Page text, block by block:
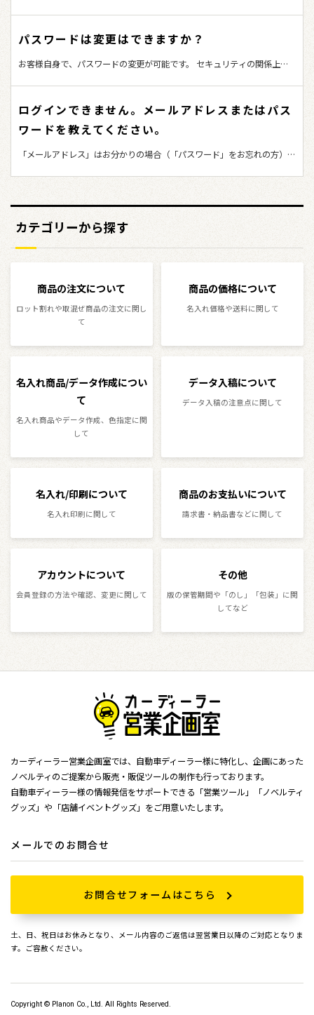
い。 考えられる原因②：迷惑メールと判断されている 迷惑メールフィル
をご確認ください。 迷惑メールに分類されている場合には
「@planon.co.jp」ドメインからのメールが受信できるように設定をお願
パスワードは変更はできますか？
お客様自身で、パスワードの変更が可能です。 セキュリティの関係上、
願いします。
ログインできません。メールアドレスまたはパス
ワードを教えてください。
「メールアドレス」はお分かりの場合（「パスワード」をお忘れの方）
ださい。弊社でお調べいたします。 その際に、ご本人様確認が必要とな
りますので、ご登録の 姓/名/電話番号/会社名 をお調べのうえご連絡くだ
さい。 カーディーラー営業企画室 運営会社：株式会社プランオン 052-
カテゴリーから探す
商品の注文について
ロット割れや取混ぜ商品の注文に関し
て
商品の価格について
名入れ価格や送料に関して
名入れ商品/データ作成につい
て
名入れ商品やデータ作成、色指定に関
して
データ入稿について
データ入稿の注意点に関して
名入れ/印刷について
名入れ印刷に関して
商品のお支払いについて
請求書・納品書などに関して
アカウントについて
会員登録の方法や確認、変更に関して
その他
版の保管期間や「のし」「包装」に関
してなど
カーディーラー営業企画室では、自動車ディーラー様に特化し、企画にあった
ノベルティのご提案から販売・販促ツールの制作も行っております。
自動車ディーラー様の情報発信をサポートできる「営業ツール」「ノベルティ
グッズ」や「店舗イベントグッズ」をご用意いたします。
メールでのお問合せ
お問合せフォームはこちら
土、日、祝日はお休みとなり、メール内容のご返信は翌営業日以降のご対応となりま
す。ご容赦ください。
Copyright © Planon Co., Ltd. All Rights Reserved.